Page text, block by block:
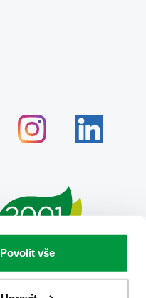
Povolit vše